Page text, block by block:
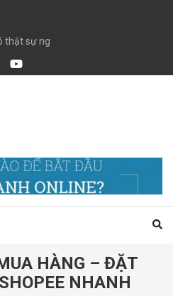
thật sự ngon chất lượng?
HÀNG – ĐẶT
NHANH